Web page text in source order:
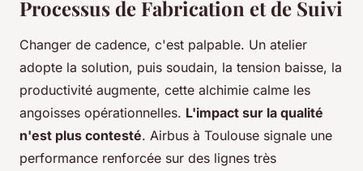
Processus de Fabrication et de Suivi
Changer de cadence, c'est palpable. Un atelier
adopte la solution, puis soudain, la tension baisse, la
productivité augmente, cette alchimie calme les
angoisses opérationnelles. L'impact sur la qualité
n'est plus contesté. Airbus à Toulouse signale une
performance renforcée sur des lignes très